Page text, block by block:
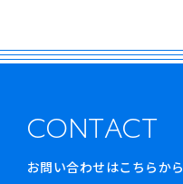
CONTACT
お問い合わせはこちらから